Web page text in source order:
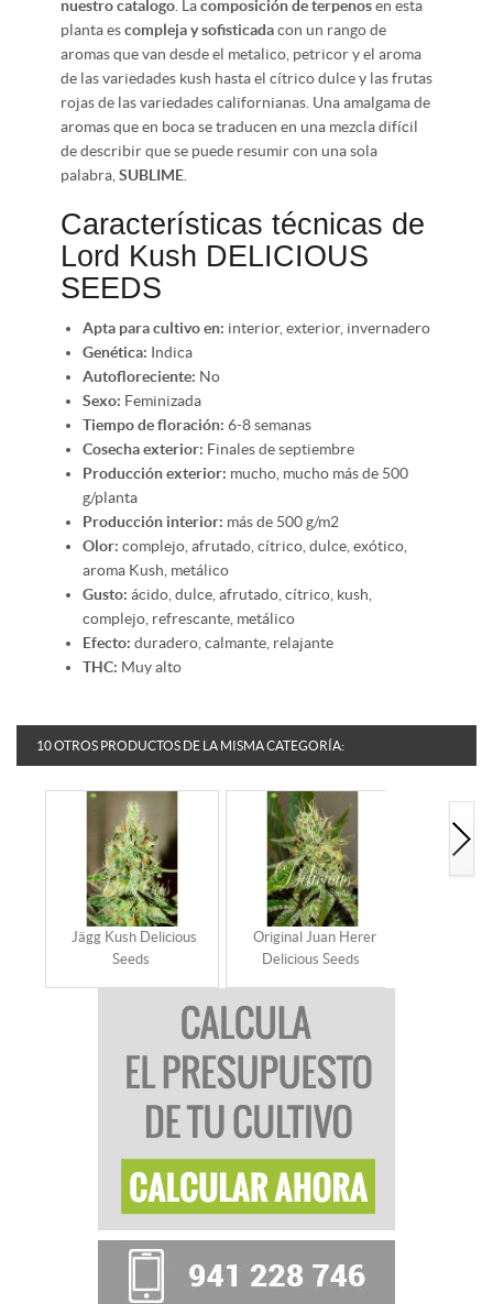
nuestro catalogo . Lacomposición de terpenosen esta
planta escompleja y sofisticadacon un rango de
aromas que van desde el metalico, petricor y el aroma
de las variedades kush hasta el cítrico dulce y las frutas
rojas de las variedades californianas. Una amalgama de
aromas que en boca se traducen en una mezcla difícil
de describir que se puede resumir con una sola
palabra, SUBLIME
Características técnicas de
Lord Kush DELICIOUS
SEEDS
Apta para cultivo en: interior, exterior, invernadero
Genética: Indica
Autofloreciente: No
Sexo: Feminizada
Tiempo de floración: 6-8 semanas
Cosecha exterior: Finales de septiembre
Producción exterior: mucho, mucho más de 500
g/planta
Producción interior: más de 500 g/m2
Olor: complejo, afrutado, cítrico, dulce, exótico,
aroma Kush, metálico
Gusto: ácido, dulce, afrutado, cítrico, kush,
complejo, refrescante, metálico
Efecto: duradero, calmante, relajante
THC: Muy alto
10 OTROS PRODUCTOS DE LA MISMA CATEGORÍA:
Jägg Kush Delicious
Seeds
Original Juan Herer
Delicious Seeds